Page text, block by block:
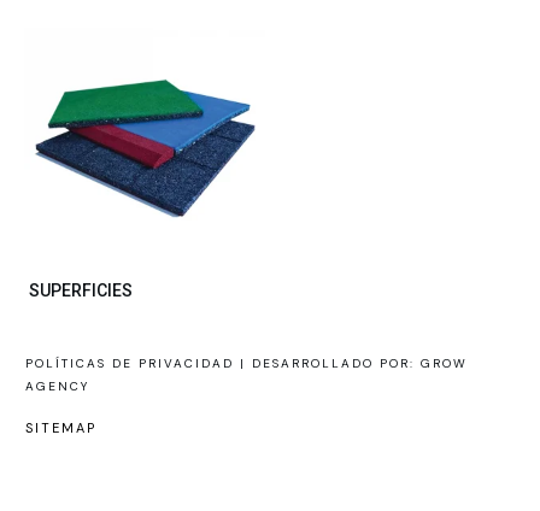
SUPERFICIES
POLÍTICAS DE PRIVACIDAD |
DESARROLLADO POR: GROW
AGENCY
SITEMAP